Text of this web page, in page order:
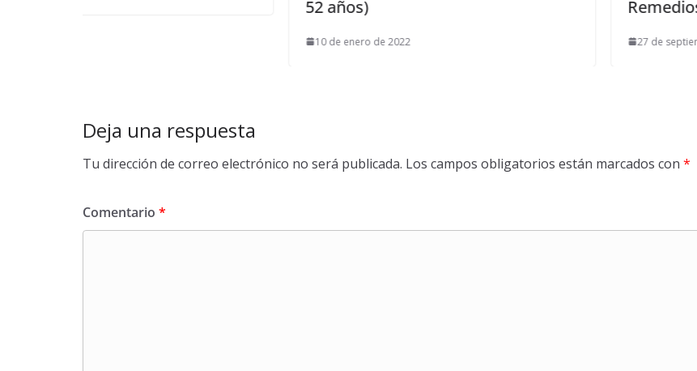
Remedios en Mairena del Alcor
Deja una respuesta
Tu dirección de correo electrónico no será publicada. Los campos obligatorios están marcados con *
Comentario *